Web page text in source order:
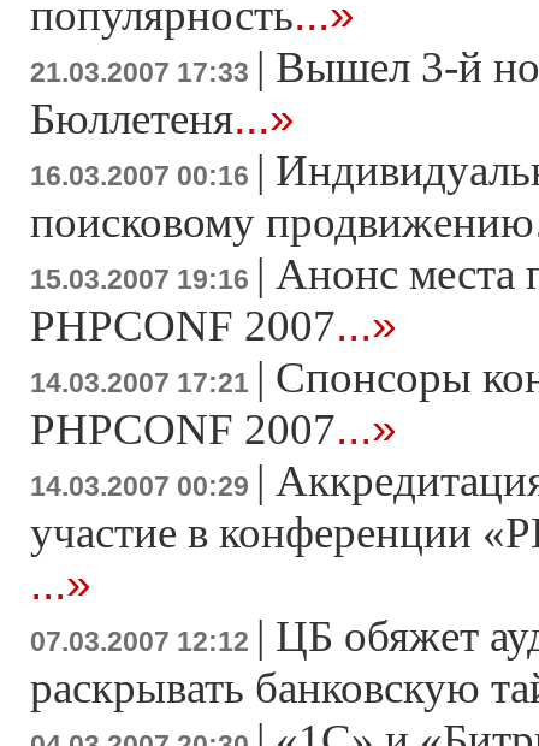
популярность...»
21.03.2007 17:33 | Вышел 3-й
Бюллетеня...»
16.03.2007 00:16 |
поисковому продвижению
15.03.2007 19:16 | Анонс места
PHPCONF 2007...»
14.03.2007 17:21 | Спонсоры
PHPCONF 2007...»
14.03.2007 00:29 |
участие в конференции
...»
07.03.2007 12:12 | ЦБ обяжет
раскрывать банковскую